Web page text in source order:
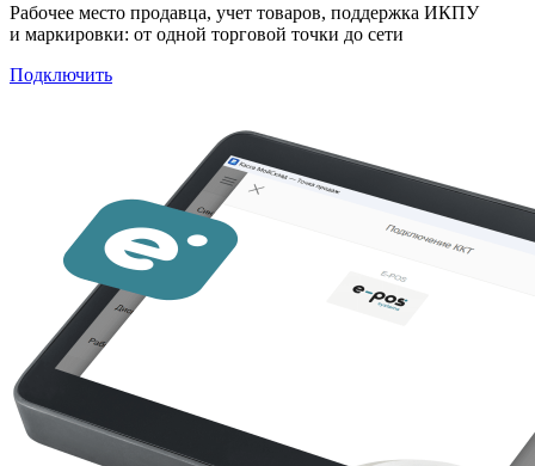
Рабочее место продавца, учет товаров, поддержка ИКПУ
и маркировки: от одной торговой точки до сети
Подключить